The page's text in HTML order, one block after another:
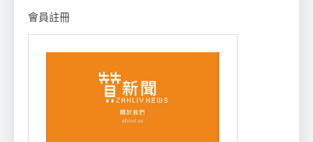
會員註冊